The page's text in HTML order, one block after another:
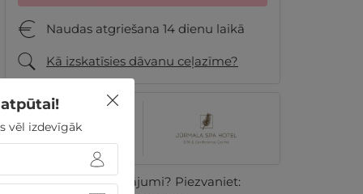
Naudas atgriešana 14 dienu laikā
Kā izskatīsies dāvanu ceļazīme?
759 GribuAtpusties.lv
klientu vērtējumi
Vai ir kādi jautājumi? Piezvaniet:
vēl izdevīgāk